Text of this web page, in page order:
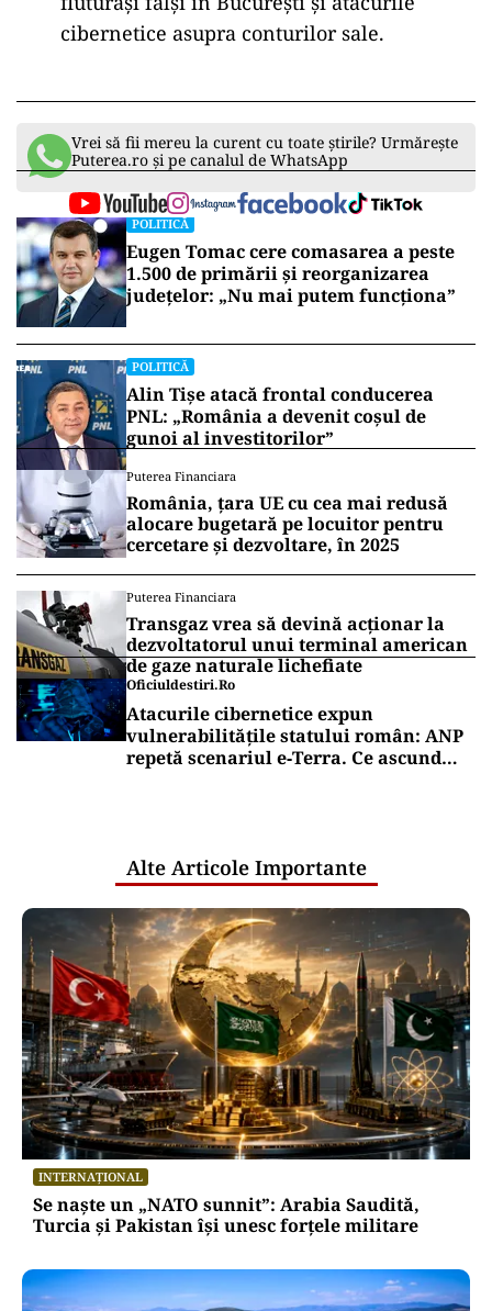
cibernetice asupra conturilor sale.
Vrei să fii mereu la curent cu toate știrile? Urmărește
Puterea.ro și pe canalul de WhatsApp
POLITICĂ
Eugen Tomac cere comasarea a peste
1.500 de primării și reorganizarea
județelor: „Nu mai putem funcționa”
POLITICĂ
Alin Tișe atacă frontal conducerea
PNL: „România a devenit coșul de
gunoi al investitorilor”
Puterea Financiara
România, țara UE cu cea mai redusă
alocare bugetară pe locuitor pentru
cercetare și dezvoltare, în 2025
Puterea Financiara
Transgaz vrea să devină acționar la
dezvoltatorul unui terminal american
de gaze naturale lichefiate
Oficiuldestiri.ro
Atacurile cibernetice expun
vulnerabilitățile statului român: ANP
repetă scenariul e‑Terra. Ce ascund
Alte Articole Importante
INTERNAȚIONAL
Se naște un „NATO sunnit”: Arabia Saudită,
Turcia și Pakistan își unesc forțele militare